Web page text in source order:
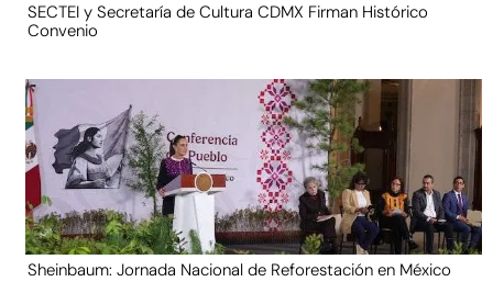
SECTEI y Secretaría de Cultura CDMX Firman Histórico
Convenio
Sheinbaum: Jornada Nacional de Reforestación en México